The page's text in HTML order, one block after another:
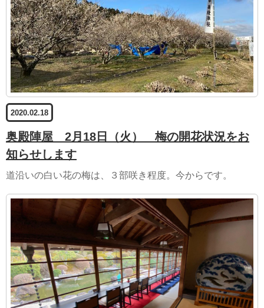
2020.02.18
奥殿陣屋 2月18日（火） 梅の開花状況をお
知らせします
道沿いの白い花の梅は、３部咲き程度。今からです。